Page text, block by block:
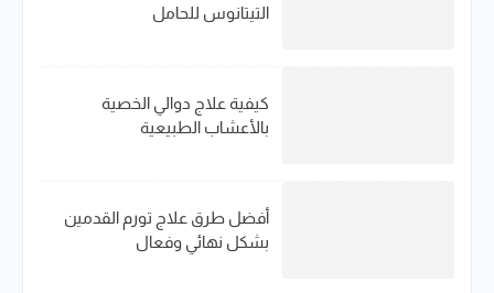
التيتانوس للحامل
كيفية علاج دوالي الخصية
بالأعشاب الطبيعية
أفضل طرق علاج تورم القدمين
بشكل نهائي وفعال